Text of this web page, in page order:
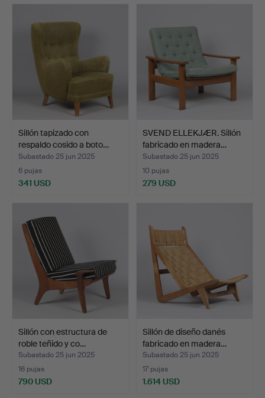
Warmly welcome!
Sillón tapizado con
respaldo cosido a boto…
Subastado 25 jun 2025
6 pujas
341 USD
SVEND ELLEKJÆR. Sillón
fabricado en madera…
Subastado 25 jun 2025
10 pujas
279 USD
Sillón con estructura de
roble teñido y co…
Subastado 25 jun 2025
16 pujas
790 USD
Sillón de diseño danés
fabricado en madera…
Subastado 25 jun 2025
17 pujas
1.614 USD